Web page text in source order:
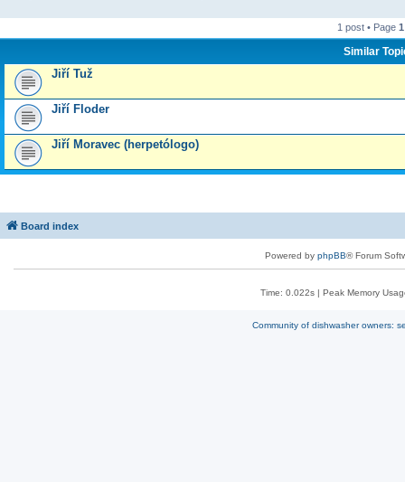
1 post • Page 1
Similar
Jiří Tuž
Jiří Floder
Jiří Moravec (herpetólogo)
Board index
Powered by phpBB® Forum
Time: 0.022s| Peak Memory
Community of dishwasher owners: